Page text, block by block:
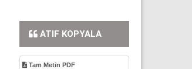
ATIF KOPYALA
Tam Metin PDF